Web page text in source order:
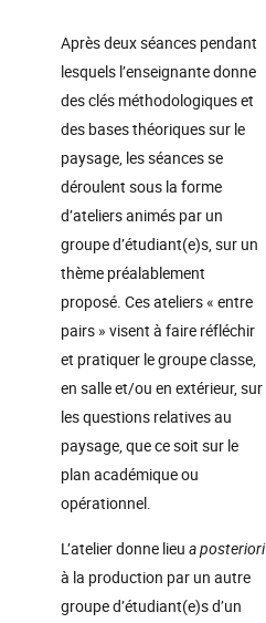
Après deux séances pendant
lesquels l’enseignante donne
des clés méthodologiques et
des bases théoriques sur le
paysage, les séances se
déroulent sous la forme
d’ateliers animés par un
groupe d’étudiant(e)s, sur un
thème préalablement
proposé. Ces ateliers « entre
pairs » visent à faire réfléchir
et pratiquer le groupe classe,
en salle et/ou en extérieur, sur
les questions relatives au
paysage, que ce soit sur le
plan académique ou
opérationnel.
L’atelier donne lieu a posteriori
à la production par un autre
groupe d’étudiant(e)s d’un